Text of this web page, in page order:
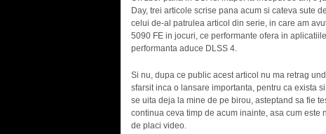
Day, trei articole scrise pana acum si cateva sute
celui de-al patrulea articol din serie, in care am
5090 FE in jocuri, ce performante ofera in
performanta aduce DLSS 4.
Si nu, dupa ce public acest articol nu ma retrag
sfarsit inca o lansare importanta, pentru ca exista
se uita deja la mine de pe birou, asteptand sa fie
continua ceva timp de acum inainte, asa cum
de placi video.